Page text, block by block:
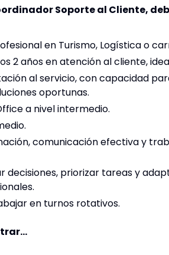
Soporte al Cliente,
en Turismo, Logística o
2 años en atención al cliente,
al servicio, con capacidad
oportunas.
a nivel intermedio.
comunicación efectiva y
decisiones, priorizar tareas y
en turnos rotativos.